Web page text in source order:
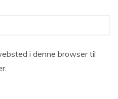
i denne browser til